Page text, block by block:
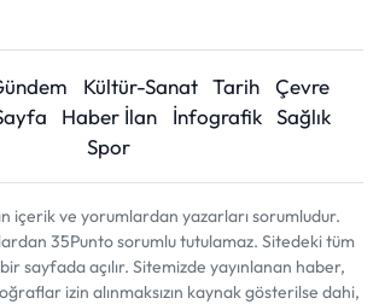
Kültür-Sanat Tarih
Çevre
Haber İlan İnfografik Sağlık
Spor
içerik ve yorumlardan yazarları sorumludur.
35Punto sorumlu tutulamaz. Sitedeki tüm
sayfada açılır. Sitemizde yayınlanan haber,
izin alınmaksızın kaynak gösterilse dahi,